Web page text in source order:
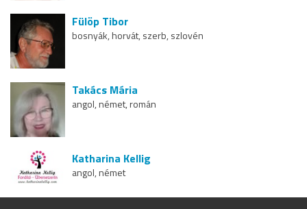
Fülöp Tibor
bosnyák, horvát, szerb, szlovén
Takács Mária
angol, német, román
Katharina Kellig
angol, német